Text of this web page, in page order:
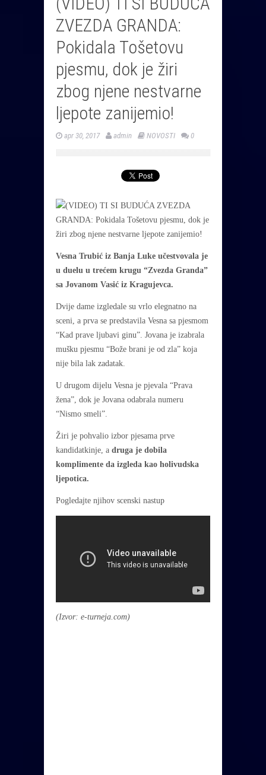
ZVEZDA GRANDA:
Pokidala Tošetovu
pjesmu, dok je žiri
zbog njene nestvarne
ljepote zanijemio!
apr 30, 2017 admin NOVOSTI 0
Vesna Trubić iz Banja Luke učestvovala je
u duelu u trećem krugu “Zvezda Granda”
sa Jovanom Vasić iz Kragujevca.
Dvije dame izgledale su vrlo elegnatno na
sceni, a prva se predstavila Vesna sa pjesmom
“Kad prave ljubavi ginu”. Jovana je izabrala
mušku pjesmu “Bože brani je od zla” koja
nije bila lak zadatak.
U drugom dijelu Vesna je pjevala “Prava
žena”, dok je Jovana odabrala numeru
“Nismo smeli”.
Žiri je pohvalio izbor pjesama prve
kandidatkinje, a druga je dobila
komplimente da izgleda kao holivudska
ljepotica.
Pogledajte njihov scenski nastup
(Izvor: e-turneja.com)